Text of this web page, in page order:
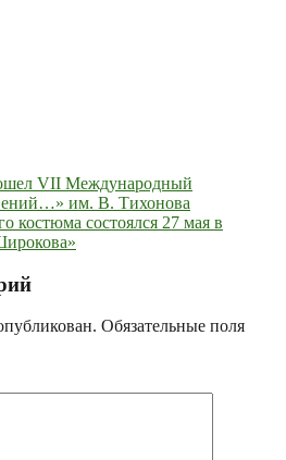
VII Международный
им. В. Тихонова
костюма состоялся 27 мая в
Обязательные поля